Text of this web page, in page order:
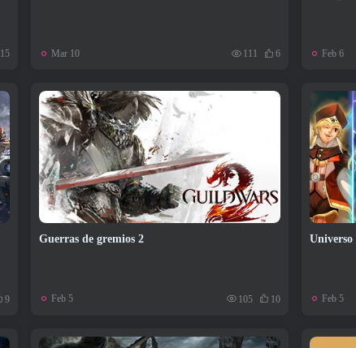
15 Mar 10 111 6 Feb 6
9
Guerras de gremios 2
Feb 5 105 10 Feb 5